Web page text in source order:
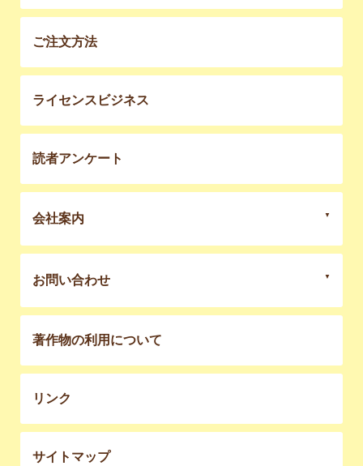
ご注文方法
ライセンスビジネス
読者アンケート
会社案内
お問い合わせ
著作物の利用について
リンク
サイトマップ